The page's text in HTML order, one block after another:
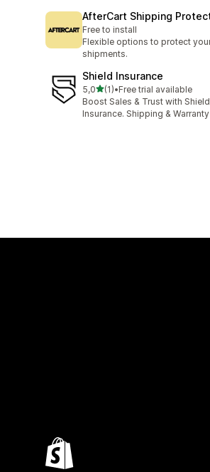
AfterCart Shipping
Free to install
Flexible options to protect
shipments.
Shield Insurance
5,0na 5 gwiazdek
(1)
Łączna liczba recenzji: 1
•Free trial available
Boost Sales & Trust with Shield
Insurance. Shipping & Warranty